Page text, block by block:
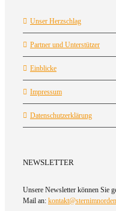
Unser Herzschlag
Partner und Unterstützer
Einblicke
Impressum
Datenschutzerklärung
NEWSLETTER
Unsere Newsletter können Sie
Mail an: